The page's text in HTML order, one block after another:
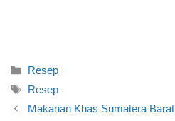
Categories
Resep
Tags
Resep
Makanan Khas Sumatera Barat